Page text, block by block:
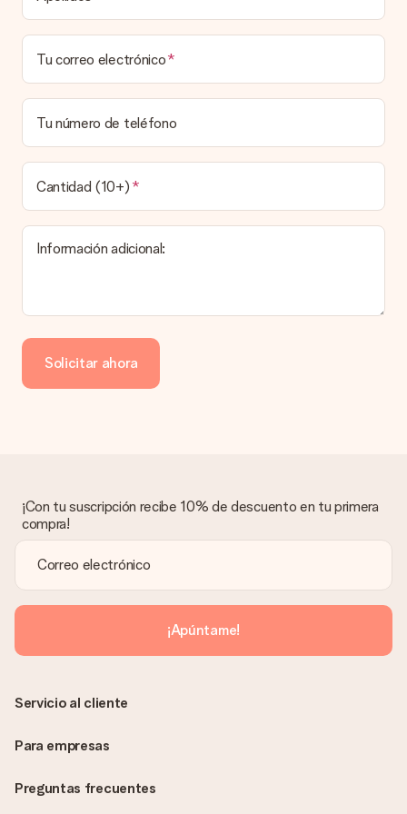
costos de envío.
¿Puedo elegir una fecha de entrega?
Elegir la fecha exacta de entrega no es posible. Una vez
personalizado y completado tu pedido, recibirás una
confirmación con las fechas estimadas de entrega. Una vez
que el pedido haya sido enviado, será la empresa de
transportes la encargada de entregar el regalo.
¿Cuál es el tiempo de entrega y cuándo recibo mi
obsequio?
El tiempo de entrega se puede encontrar en la página del
producto del regalo.
¿Cómo puedo pagar mi pedido?
de crédito o transferencia bancaria. En caso de elegir
transferencia bancaria, ten en cuenta 3 días adicionales para la
entrega de tu regalo.
asunto contigo. Ponte en contacto con nuestro equipo de
atención al cliente por teléfono, correo electrónico o chat y
buscaremos una solución adecuada para ti.
¿Se envía la factura junto con el pedido?
La factura y cualquier otra información relativa a tu regalo se
enviará únicamente por correo electrónico. El regalo se enviará
sin ninguna información adicional Así, evitaremos que la
persona que recibe el regalo la vea. ¡No le enviaremos nada
más que su increíble regalo! ¿Quieres que sepa quién se lo
Tu correo electrónico
Tu número de teléfono
Cantidad (10+)
Información adicional:
Solicitar ahora
¡Con tu suscripción recibe 10% de descuento en tu primera
compra!
¡Apúntame!
Preguntas frecuentes
Servicio al cliente
Para empresas